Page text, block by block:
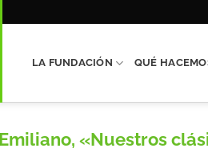
LA FUNDACIÓN QUÉ
«Nuestros